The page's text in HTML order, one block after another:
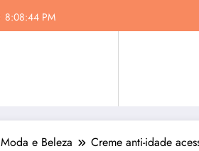
8:08:45 PM
Moda e Beleza Creme anti-idade